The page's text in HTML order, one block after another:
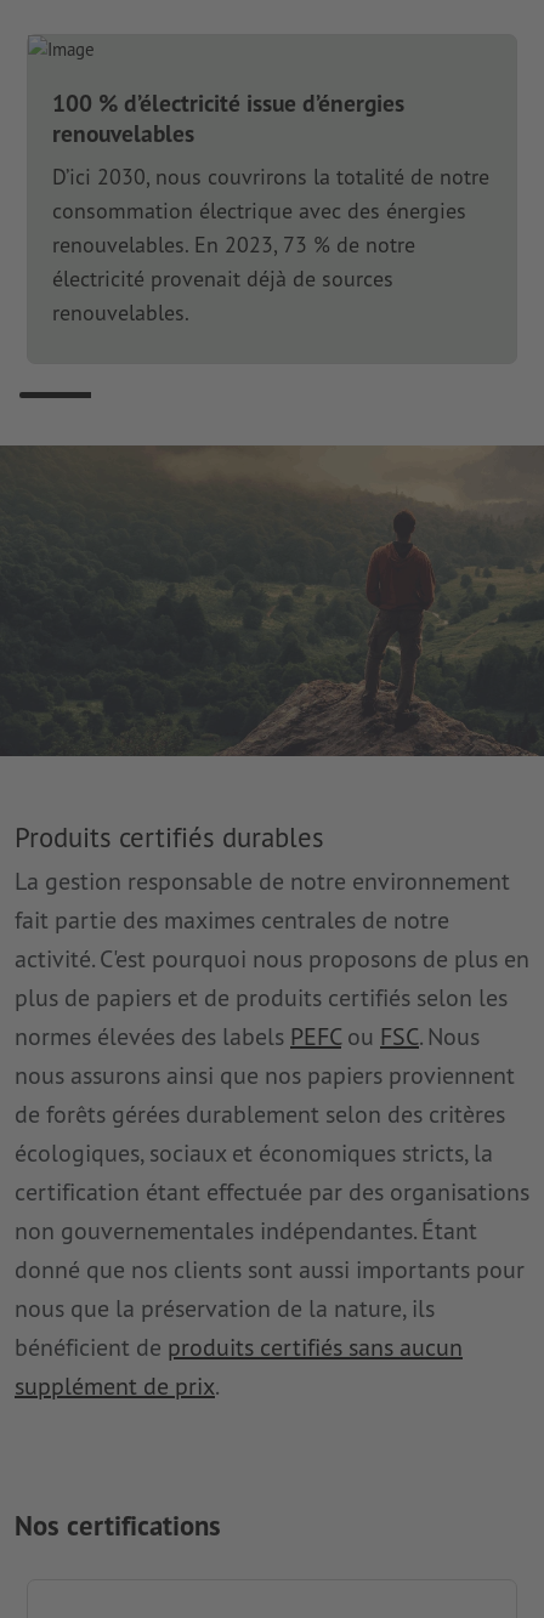
100 % d’électricité issue d’énergies
renouvelables
D’ici 2030, nous couvrirons la totalité de notre
consommation électrique avec des énergies
renouvelables. En 2023, 73 % de notre
électricité provenait déjà de sources
renouvelables.
Nos certifications
Produits certifiés durables
La gestion responsable de notre environnement
fait partie des maximes centrales de notre
activité. C'est pourquoi nous proposons de plus en
plus de papiers et de produits certifiés selon les
normes élevées des labels PEFCou FSC. Nous
nous assurons ainsi que nos papiers proviennent
de forêts gérées durablement selon des critères
écologiques, sociaux et économiques stricts, la
certification étant effectuée par des organisations
non gouvernementales indépendantes. Étant
donné que nos clients sont aussi importants pour
nous que la préservation de la nature, ils
bénéficient de produits certifiés sans aucun
supplément de prix.